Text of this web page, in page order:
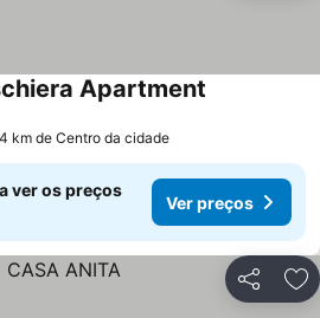
Apartment
km de Centro da cidade
ver os preços
Ver preços
Partilhar